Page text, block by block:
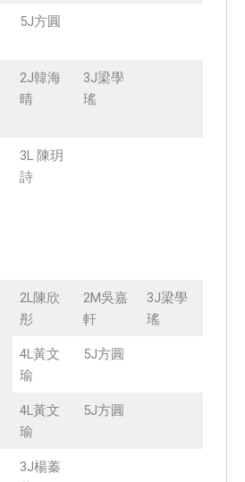
5J方圓
2J韓海
晴
3J梁學
瑤
3L 陳玥
詩
2L陳欣
彤
2M吳嘉
軒
3J梁學
瑤
4L黃文
瑜
5J方圓
4L黃文
瑜
5J方圓
3J楊蓁